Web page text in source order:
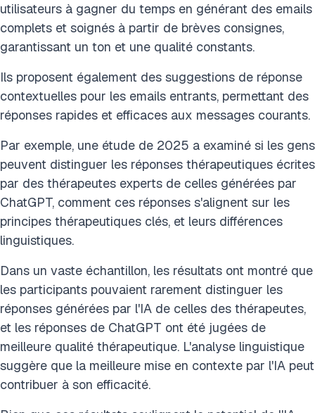
utilisateurs à gagner du temps en générant des emails
complets et soignés à partir de brèves consignes,
garantissant un ton et une qualité constants.
Ils proposent également des suggestions de réponse
contextuelles pour les emails entrants, permettant des
réponses rapides et efficaces aux messages courants.
Par exemple, une étude de 2025 a examiné si les gens
peuvent distinguer les réponses thérapeutiques écrites
par des thérapeutes experts de celles générées par
ChatGPT, comment ces réponses s'alignent sur les
principes thérapeutiques clés, et leurs différences
linguistiques.
Dans un vaste échantillon, les résultats ont montré que
les participants pouvaient rarement distinguer les
réponses générées par l'IA de celles des thérapeutes,
et les réponses de ChatGPT ont été jugées de
meilleure qualité thérapeutique. L'analyse linguistique
suggère que la meilleure mise en contexte par l'IA peut
contribuer à son efficacité.